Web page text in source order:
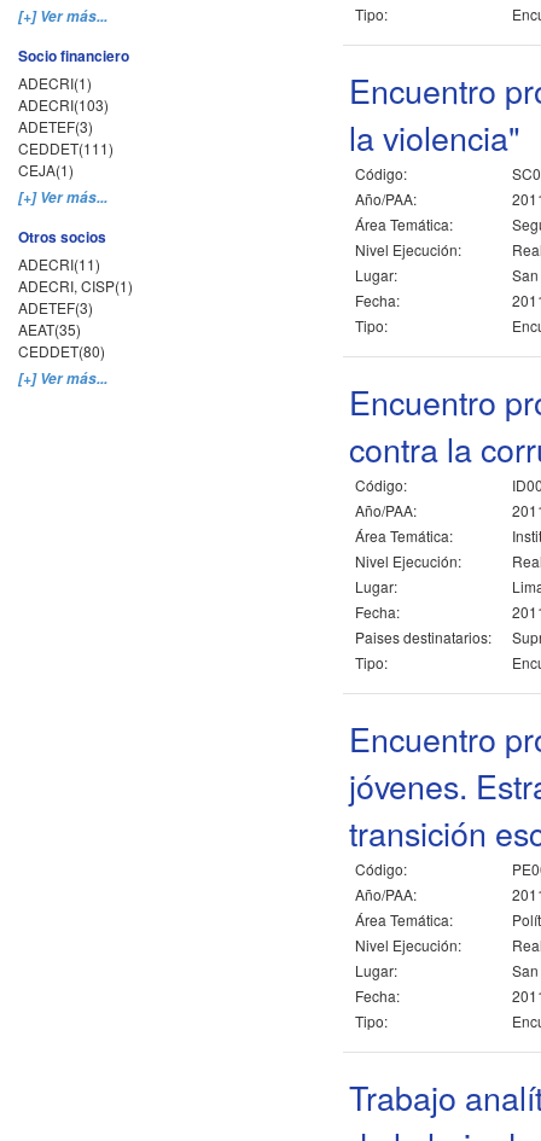
[+] Ver más...
Socio financiero
ADECRI(1)
ADECRI(103)
ADETEF(3)
CEDDET(111)
CEJA(1)
[+] Ver más...
Otros socios
ADECRI(11)
ADECRI, CISP(1)
ADETEF(3)
AEAT(35)
CEDDET(80)
[+] Ver más...
Tipo:
Encuentro
la violencia"
Código:
Año/PAA:
Área Temática:
Nivel Ejecución:
Lugar:
Fecha:
Tipo:
Encuentro
contra la
Código:
Año/PAA:
Área Temática:
Nivel Ejecución:
Lugar:
Fecha:
Paises destinatarios:
Tipo:
Encuentro
jóvenes.
transición
Código:
Año/PAA:
Área Temática:
Nivel Ejecución:
Lugar:
Fecha:
Tipo:
Trabajo